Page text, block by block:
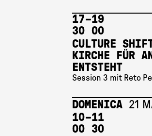
17
30
–19
00
CULTURE
KIRCHE FÜR
ENTSTEHT
Session 3 mit Reto
DOMENICA 21
10
00
–11
30